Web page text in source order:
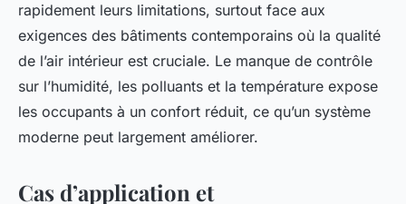
rapidement leurs limitations, surtout face aux
exigences des bâtiments contemporains où la qualité
de l’air intérieur est cruciale. Le manque de contrôle
sur l’humidité, les polluants et la température expose
les occupants à un confort réduit, ce qu’un système
moderne peut largement améliorer.
Cas d’application et